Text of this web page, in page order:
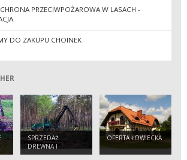
PRZECIWPOŻAROWA W LASACH -
DO ZAKUPU CHOINEK
SPRZEDAŻ
DREWNA I
CHOINEK
OFERTA ŁOWIECKA